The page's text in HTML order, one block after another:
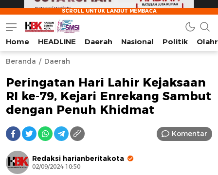
HarianBeritaKota
Mengabarkan Setiap Detil, Sudut, dan Cerita Kota
Home HEADLINE Daerah Nasional Politik
Beranda Daerah
Peringatan Hari Lahir Kejaksaan
RI ke-79, Kejari Enrekang Sambut
dengan Penuh Khidmat
Komentar
Redaksi harianberitakota
02/09/2024 10:50